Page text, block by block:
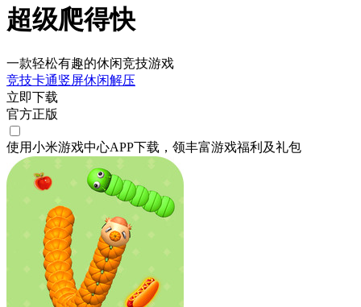
超级爬得快
一款轻松有趣的休闲竞技游戏
竞技卡通竖屏休闲解压
立即下载
官方正版
使用小米游戏中心APP下载 ，领丰富游戏福利 及礼包